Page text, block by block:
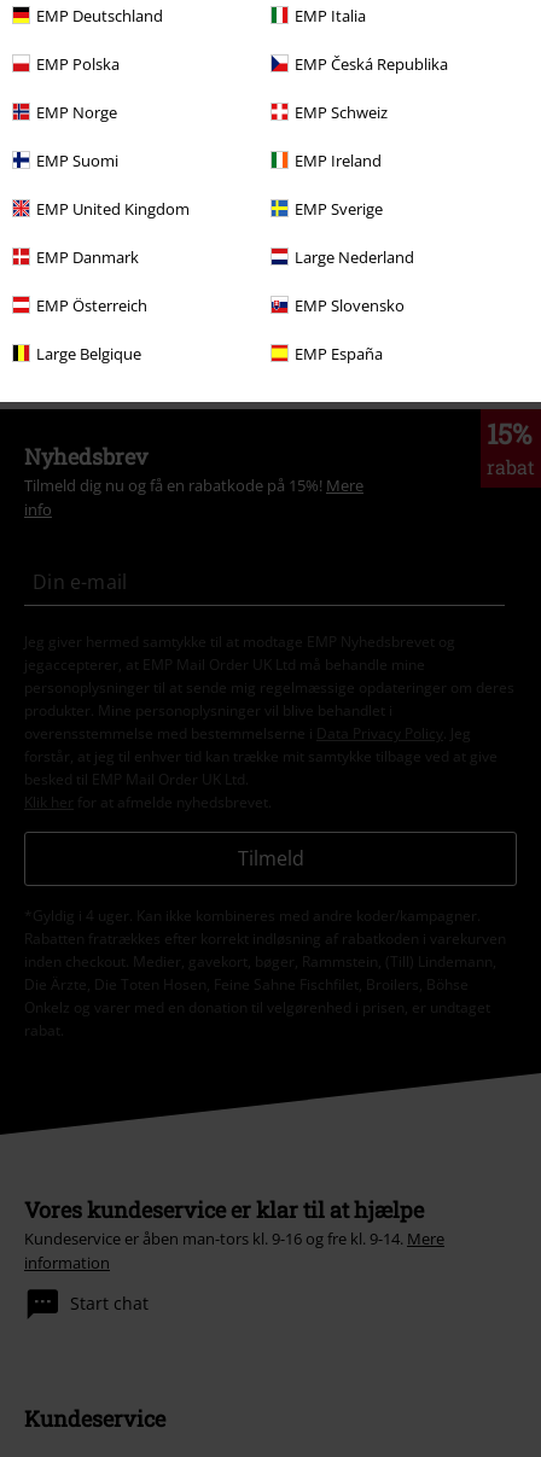
EMP Deutschland EMP Italia
EMP Polska EMP Česká Republika
EMP Norge EMP Schweiz
EMP Suomi EMP Ireland
EMP United Kingdom EMP Sverige
EMP Danmark Large Nederland
EMP Österreich EMP Slovensko
Large Belgique EMP España
More categories. More options.
15%
rabat
Nyhedsbrev
Tilmeld dig nu og få en rabatkode på 15%! Mere
info
Jeg giver hermed samtykke til at modtage EMP Nyhedsbrevet og
jegaccepterer, at EMP Mail Order UK Ltd må behandle mine
personoplysninger til at sende mig regelmæssige opdateringer om deres
produkter. Mine personoplysninger vil blive behandlet i
overensstemmelse med bestemmelserne i
Data Privacy Policy
. Jeg
forstår, at jeg til enhver tid kan trække mit samtykke tilbage ved at give
besked til EMP Mail Order UK Ltd.
Klik her
for at afmelde nyhedsbrevet.
Tilmeld
*Gyldig i 4 uger. Kan ikke kombineres med andre koder/kampagner.
Rabatten fratrækkes efter korrekt indløsning af rabatkoden i varekurven
inden checkout. Medier, gavekort, bøger, Rammstein, (Till) Lindemann,
Die Ärzte, Die Toten Hosen, Feine Sahne Fischfilet, Broilers, Böhse
Onkelz og varer med en donation til velgørenhed i prisen, er undtaget
rabat.
Vores kundeservice er klar til at hjælpe
Kundeservice er åben man-tors kl. 9-16 og fre kl. 9-14. Mere
information
Start chat
Kundeservice